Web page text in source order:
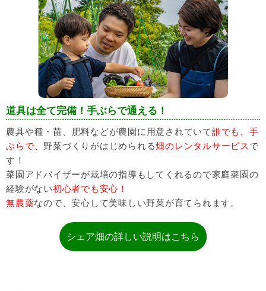
道具は全て完備！手ぶらで通える！
農具や種・苗、肥料などが農園に用意されていて誰でも、手
ぶらで、 野菜づくりがはじめられる畑のレンタルサービス で
す！
菜園アドバイザーが栽培の指導もしてくれるので家庭菜園の
経験がない初心者でも安心！
無農薬なので、安心して美味しい野菜が育てられます。
シェア畑の詳しい説明はこちら